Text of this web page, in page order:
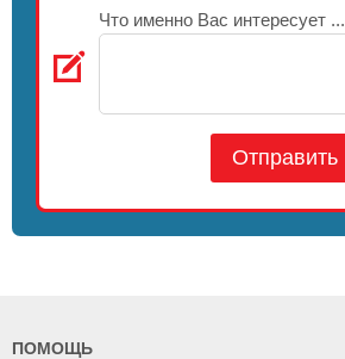
Что именно Вас интересует ...
Отправить
ПОМОЩЬ